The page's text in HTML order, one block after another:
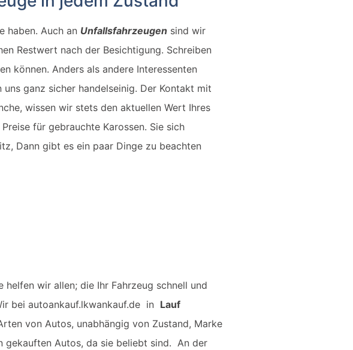
haben. Auch an Unfallsfahrzeugen sind wir
Restwert nach der Besichtigung. Schreiben
können. Anders als andere Interessenten
uns ganz sicher handelseinig. Der Kontakt mit
wissen wir stets den aktuellen Wert Ihres
Preise für gebrauchte Karossen. Sie sich
, Dann gibt es ein paar Dinge zu beachten
helfen wir allen; die Ihr Fahrzeug schnell und
bei autoankauf.lkwankauf.de in Lauf
von Autos, unabhängig von Zustand, Marke
Autos, da sie beliebt sind. An der